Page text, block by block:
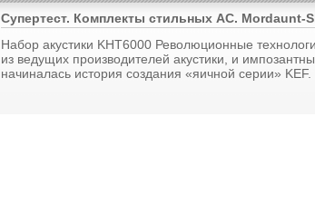
Супертест. Комплекты стильных АС. Mordaunt-
Набор акустики KHT6000 Революционные
из ведущих производителей акустики, и
начиналась история создания «яичной серии» KEF.